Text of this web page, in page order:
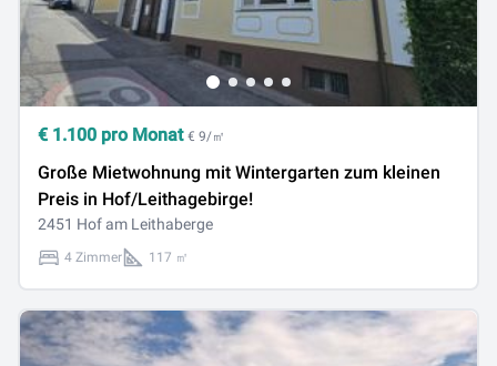
€ 1.100 pro Monat € 9/㎡
Große Mietwohnung mit Wintergarten zum kleinen
Preis in Hof/Leithagebirge!
2451 Hof am Leithaberge
4 Zimmer 117 ㎡